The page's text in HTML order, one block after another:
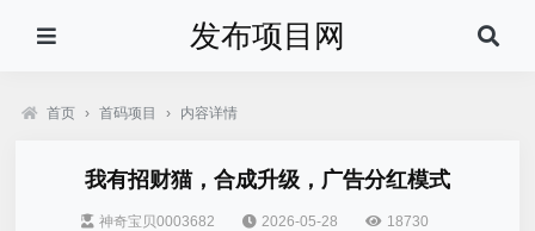
发布项目网
首页 › 首码项目 › 内容详情
我有招财猫，合成升级，广告分红模式
神奇宝贝0003682 2026-05-28 18730